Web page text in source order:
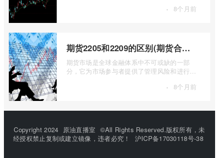
· 8个月前
期货2205和2209的区别(期货合约2205什么意思)
期货市场是全球金融体系中不可或缺的一部
分，它为市场参与者提供了管理风险和进行价
· 8个月前
Copyright 2024 原油直播室 ©All Rights Reserved.版权所有，未
经授权禁止复制或建立镜像，违者必究！
沪ICP备17030118号-38